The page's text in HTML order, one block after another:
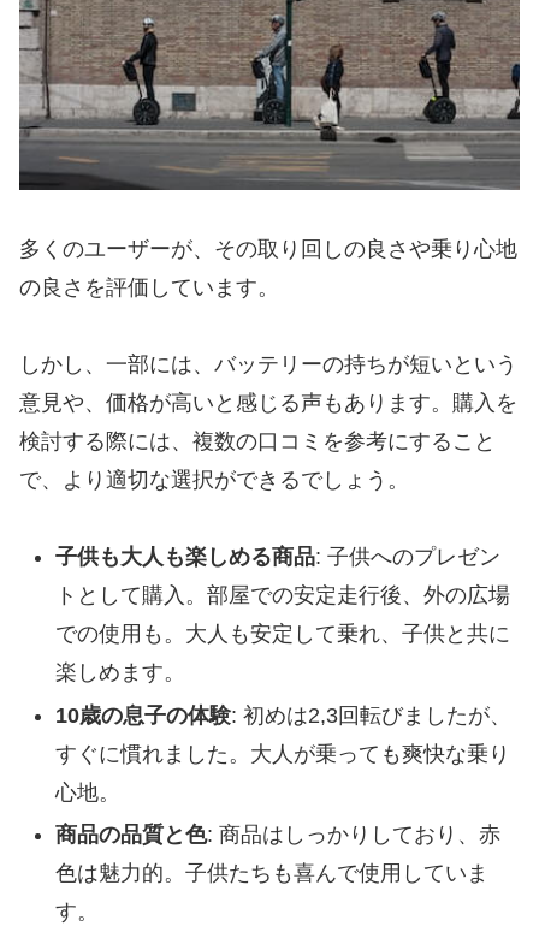
多くのユーザーが、その取り回しの良さや乗り心地
の良さを評価しています。
しかし、一部には、バッテリーの持ちが短いという
意見や、価格が高いと感じる声もあります。購入を
検討する際には、複数の口コミを参考にすること
で、より適切な選択ができるでしょう。
子供も大人も楽しめる商品: 子供へのプレゼン
トとして購入。部屋での安定走行後、外の広場
での使用も。大人も安定して乗れ、子供と共に
楽しめます。
10歳の息子の体験: 初めは2,3回転びましたが、
すぐに慣れました。大人が乗っても爽快な乗り
心地。
商品の品質と色: 商品はしっかりしており、赤
色は魅力的。子供たちも喜んで使用していま
す。